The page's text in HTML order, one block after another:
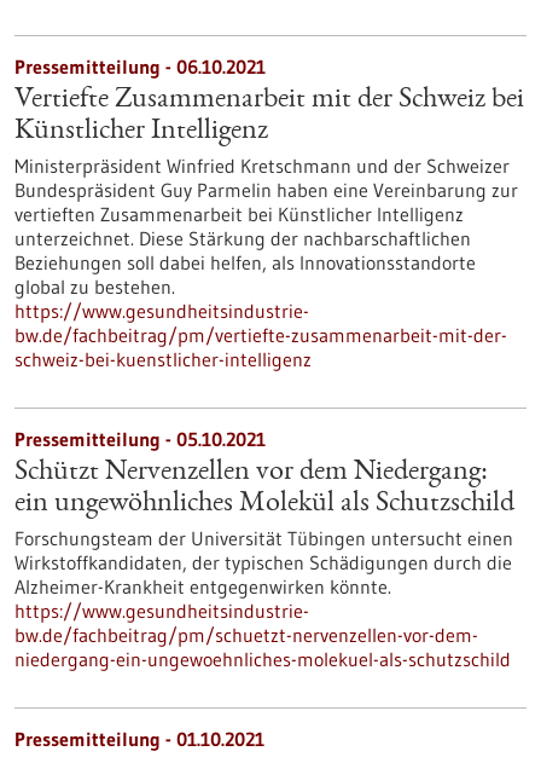
Pressemitteilung - 06.10.2021
Vertiefte Zusammenarbeit mit der Schweiz bei
Künstlicher Intelligenz
Ministerpräsident Winfried Kretschmann und der Schweizer
Bundespräsident Guy Parmelin haben eine Vereinbarung zur
vertieften Zusammenarbeit bei Künstlicher Intelligenz
unterzeichnet. Diese Stärkung der nachbarschaftlichen
Beziehungen soll dabei helfen, als Innovationsstandorte
global zu bestehen.
https://www.gesundheitsindustrie-
bw.de/fachbeitrag/pm/vertiefte-zusammenarbeit-mit-der-
schweiz-bei-kuenstlicher-intelligenz
Pressemitteilung - 05.10.2021
Schützt Nervenzellen vor dem Niedergang:
ein ungewöhnliches Molekül als Schutzschild
Forschungsteam der Universität Tübingen untersucht einen
Wirkstoffkandidaten, der typischen Schädigungen durch die
Alzheimer-Krankheit entgegenwirken könnte.
https://www.gesundheitsindustrie-
bw.de/fachbeitrag/pm/schuetzt-nervenzellen-vor-dem-
niedergang-ein-ungewoehnliches-molekuel-als-schutzschild
Pressemitteilung - 01.10.2021